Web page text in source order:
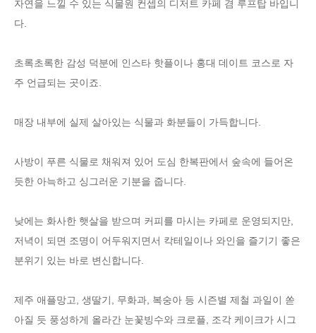
자연을 느낄 수 있는 식물원 컨셉의 디저트 카페 겸 루프탑 바입니
다.
초록초록한 감성 덕분에 인스타 핫플이나 홍대 데이트 코스로 자
주 언급되는 곳이죠.
매장 내부에 실제 살아있는 식물과 화분들이 가득합니다.
사방이 푸른 식물로 채워져 있어 도심 한복판에서 숲속에 들어온
듯한 아늑하고 싱그러운 기분을 줍니다.
낮에는 화사한 햇살을 받으며 커피를 마시는 카페로 운영되지만,
저녁이 되면 조명이 어두워지면서 칵테일이나 와인을 즐기기 좋은
분위기 있는 바로 변신합니다.
제주 애플망고, 생딸기, 무화과, 복숭아 등 시즌별 제철 과일이 쏟
아질 듯 풍성하게 올라간 눈꽃빙수와 크로플, 조각 케이크가 시그